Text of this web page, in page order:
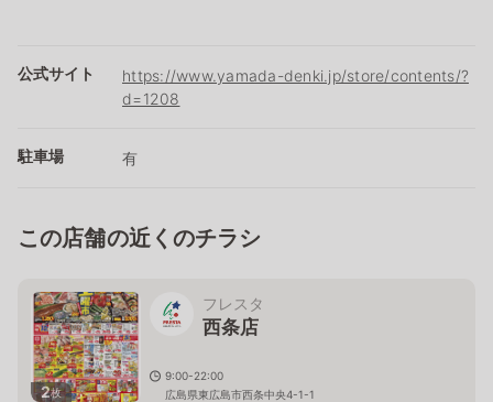
公式サイト
https://www.yamada-denki.jp/store/contents/?
d=1208
駐車場 有
この店舗の近くのチラシ
2枚
フレスタ
西条店
9:00-22:00
広島県東広島市西条中央4-1-1